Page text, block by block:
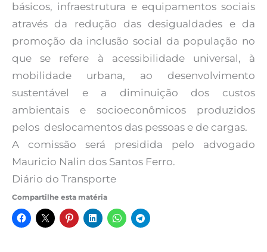
básicos, infraestrutura e equipamentos sociais
através da redução das desigualdades e da
promoção da inclusão social da população no
que se refere à acessibilidade universal, à
mobilidade urbana, ao desenvolvimento
sustentável e a diminuição dos custos
ambientais e socioeconômicos produzidos
pelos deslocamentos das pessoas e de cargas.
A comissão será presidida pelo advogado
Mauricio Nalin dos Santos Ferro.
Diário do Transporte
Compartilhe esta matéria